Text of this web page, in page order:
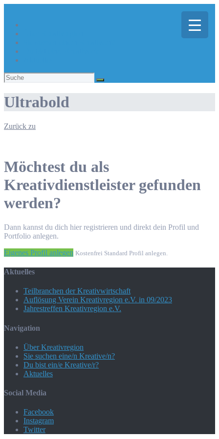
Suchen
nach:
Ultrabold
Zurück zu
Möchtest du als
Kreativdienstleister gefunden
werden?
Dann kannst du dich hier registrieren und direkt dein Profil und
Portfolio anlegen.
Eigenes Profil anlegen Kostenfrei Standard Profil anlegen.
Aktuelles
Teilbranchen der Kreativwirtschaft
Auflösung Verein Kreativregion e.V. in 09/2023
Jahrestreffen Kreativregion e.V.
Navigation
Über Kreativregion
Sie suchen eine/n Kreative/n?
Du bist ein/e Kreative/r?
Aktuelles
Social Media
Facebook
Instagram
Twitter